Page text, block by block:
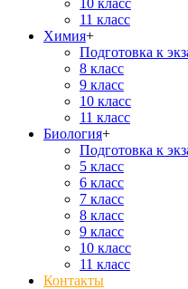
10 класс
11 класс
Химия+
Подготовка к
8 класс
9 класс
10 класс
11 класс
Биология+
Подготовка к
5 класс
6 класс
7 класс
8 класс
9 класс
10 класс
11 класс
Контакты